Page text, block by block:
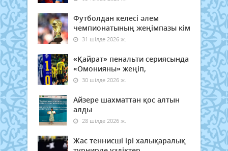
Футболдан келесі әлем
чемпионатының жеңімпазы кім
31 шілде 2026 ж.
«Қайрат» пенальти сериясында
«Омонияны» жеңіп,
30 шілде 2026 ж.
Айзере шахматтан қос алтын
алды
28 шілде 2026 ж.
Жас теннисші ірі халықаралық